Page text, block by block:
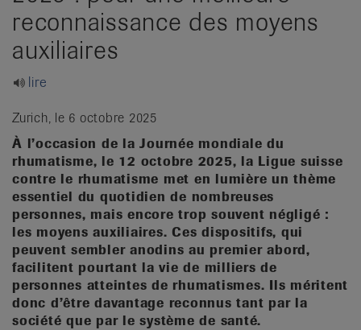
reconnaissance des moyens
auxiliaires
lire
Zurich, le 6 octobre 2025
À l’occasion de la Journée mondiale du
rhumatisme, le 12 octobre 2025, la Ligue suisse
contre le rhumatisme met en lumière un thème
essentiel du quotidien de nombreuses
personnes, mais encore trop souvent négligé :
les moyens auxiliaires. Ces dispositifs, qui
peuvent sembler anodins au premier abord,
facilitent pourtant la vie de milliers de
personnes atteintes de rhumatismes. Ils méritent
donc d’être davantage reconnus tant par la
société que par le système de santé.